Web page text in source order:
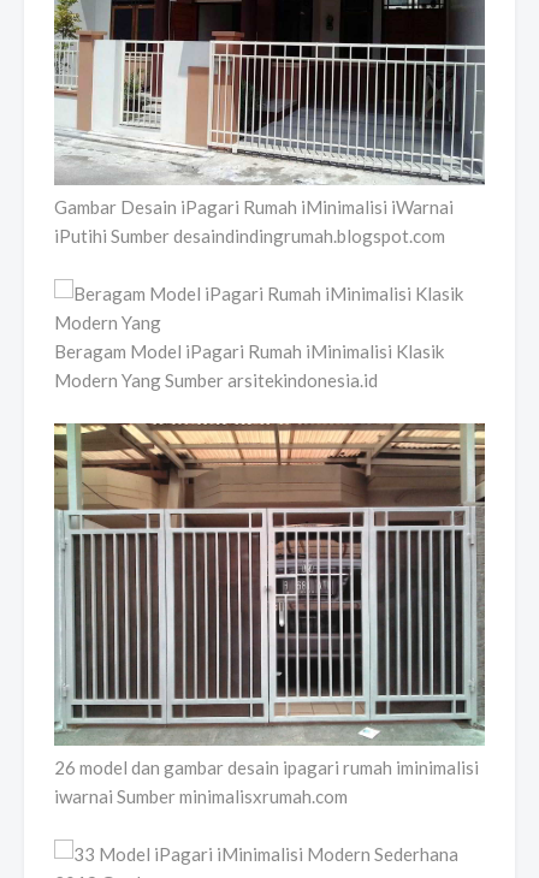
Gambar Desain iPagari Rumah iMinimalisi iWarnai
iPutihi Sumber desaindindingrumah.blogspot.com
Beragam Model iPagari Rumah iMinimalisi Klasik
Modern Yang Sumber arsitekindonesia.id
26 model dan gambar desain ipagari rumah iminimalisi
iwarnai Sumber minimalisxrumah.com